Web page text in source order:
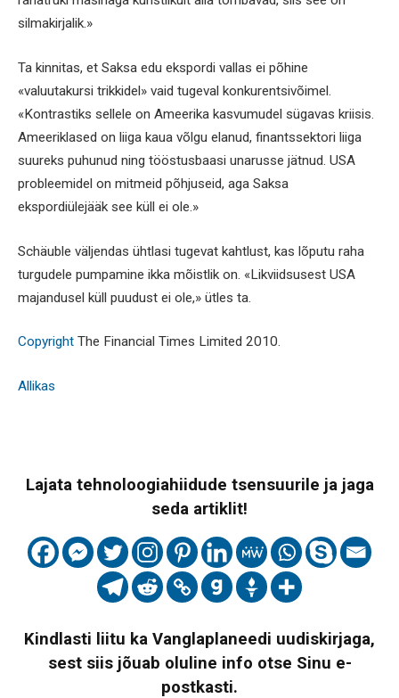
silmakirjalik.»
Ta kinnitas, et Saksa edu ekspordi vallas ei põhine
«valuutakursi trikkidel» vaid tugeval konkurentsivõimel.
«Kontrastiks sellele on Ameerika kasvumudel sügavas kriisis.
Ameeriklased on liiga kaua võlgu elanud, finantssektori liiga
suureks puhunud ning tööstusbaasi unarusse jätnud. USA
probleemidel on mitmeid põhjuseid, aga Saksa
ekspordiülejääk see küll ei ole.»
Schäuble väljendas ühtlasi tugevat kahtlust, kas lõputu raha
turgudele pumpamine ikka mõistlik on. «Likviidsusest USA
majandusel küll puudust ei ole,» ütles ta.
Copyright The Financial Times Limited 2010.
Allikas
Lajata tehnoloogiahiidude tsensuurile ja jaga
seda artiklit!
Kindlasti liitu ka Vanglaplaneedi uudiskirjaga,
sest siis jõuab oluline info otse Sinu e-
postkasti.